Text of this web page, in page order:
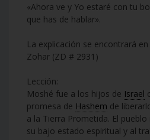
«Ahora ve y Yo estaré con tu
que has de hablar».
La explicación se encontrará
Zohar (ZD # 2931)
Lección:
Moshé fue a los hijos de Israel
promesa de Hashem de
a la Tierra Prometida. El
su bajo estado espiritual y al